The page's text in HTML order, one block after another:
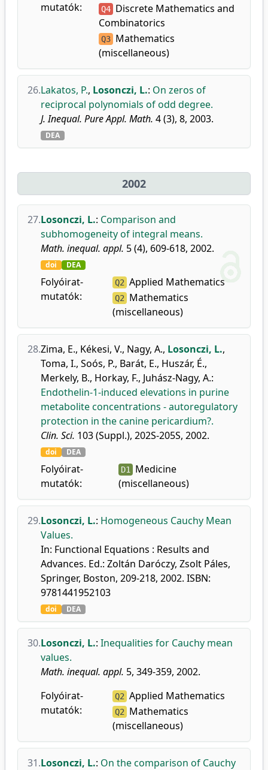
mutatók:
Q4 Discrete Mathematics and
Combinatorics
Q3 Mathematics
(miscellaneous)
26.Lakatos, P., Losonczi, L.: On zeros of
reciprocal polynomials of odd degree.
J. Inequal. Pure Appl. Math. 4 (3), 8, 2003.
DEA
2002
27.Losonczi, L.: Comparison and
subhomogeneity of integral means.
Math. inequal. appl. 5 (4), 609-618, 2002.
doi DEA
Folyóirat-
mutatók:
Q2 Applied Mathematics
Q2
Mathematics
(miscellaneous)
28.Zima, E., Kékesi, V., Nagy, A., Losonczi, L.,
Toma, I., Soós, P., Barát, E., Huszár, É.,
Merkely, B., Horkay, F., Juhász-Nagy, A.:
Endothelin-1-induced elevations in purine
metabolite concentrations - autoregulatory
protection in the canine pericardium?.
Clin. Sci. 103 (Suppl.), 202S-205S, 2002.
doi DEA
Folyóirat-
mutatók:
D1
Medicine
(miscellaneous)
29.Losonczi, L.: Homogeneous Cauchy Mean
Values.
In: Functional Equations : Results and
Advances. Ed.: Zoltán Daróczy, Zsolt Páles,
Springer, Boston, 209-218, 2002. ISBN:
9781441952103
doi DEA
30.Losonczi, L.: Inequalities for Cauchy mean
values.
Math. inequal. appl. 5, 349-359, 2002.
Folyóirat-
mutatók:
Q2 Applied Mathematics
Q2
Mathematics
(miscellaneous)
31.Losonczi, L.: On the comparison of Cauchy